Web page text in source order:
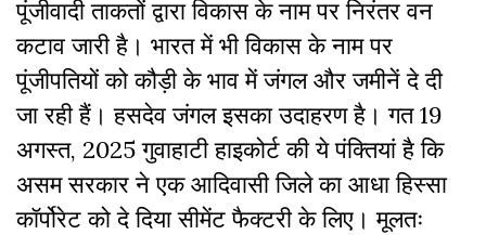
पूंजीवादी ताकतों द्वारा विकास के नाम पर निरंतर वन
कटाव जारी है। भारत में भी विकास के नाम पर
पूंजीपतियों को कौड़ी के भाव में जंगल और जमीनें दे दी
जा रही हैं। हसदेव जंगल इसका उदाहरण है। गत 19
अगस्त, 2025 गुवाहाटी हाइकोर्ट की ये पंक्तियां है कि
असम सरकार ने एक आदिवासी जिले का आधा हिस्सा
कॉर्पोरेट को दे दिया सीमेंट फैक्टरी के लिए। मूलतः